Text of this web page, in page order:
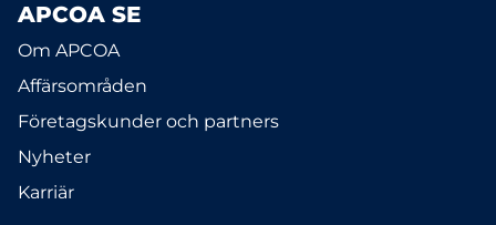
APCOA SE
Om APCOA
Affärsområden
Företagskunder och partners
Nyheter
Karriär